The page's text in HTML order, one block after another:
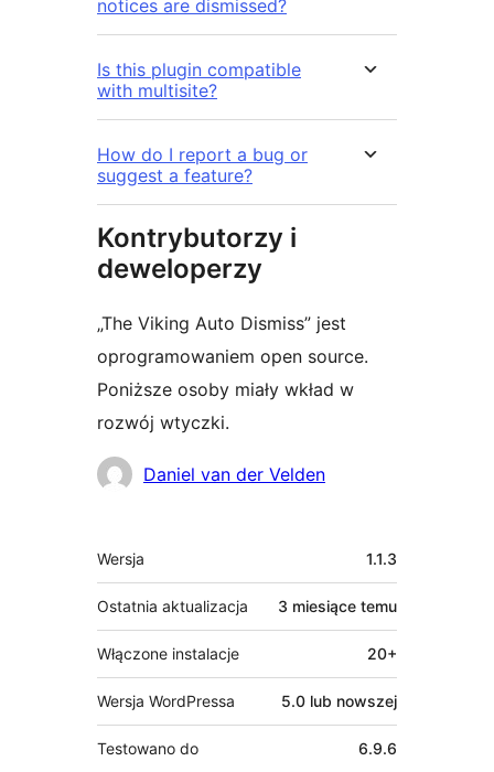
notices are dismissed?
Is this plugin compatible
with multisite?
How do I report a bug or
suggest a feature?
Kontrybutorzy i
deweloperzy
„The Viking Auto Dismiss” jest
oprogramowaniem open source.
Poniższe osoby miały wkład w
rozwój wtyczki.
Zaangażowani
Daniel van der Velden
Meta
Wersja 1.1.3
Ostatnia aktualizacja 3 miesiące temu
Włączone instalacje 20+
Wersja WordPressa 5.0 lub nowszej
Testowano do 6.9.6